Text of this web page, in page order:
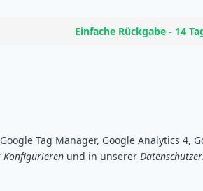
Einfache Rückgabe - 14
Tag Manager, Google Analytics 4,
Konfigurieren und in unserer